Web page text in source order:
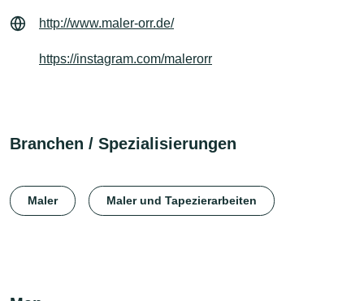
http://www.maler-orr.de/
https://instagram.com/malerorr
Branchen / Spezialisierungen
Maler Maler und Tapezierarbeiten